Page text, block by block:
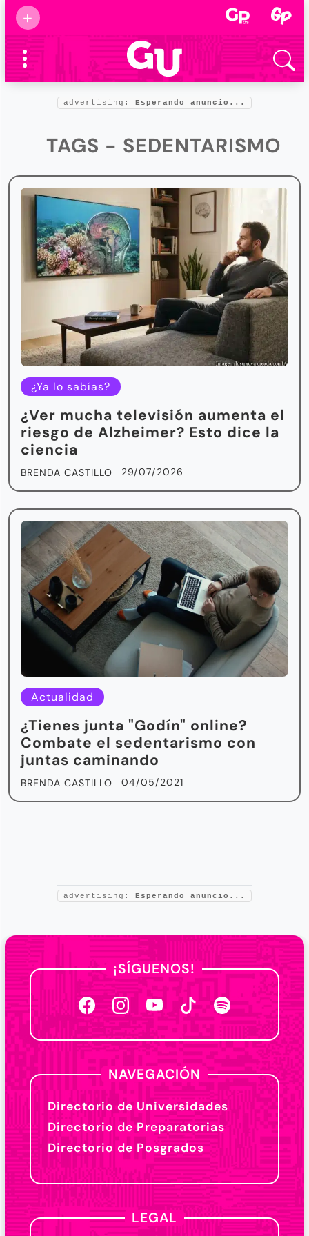
+
Supermamás
2025
Marcas de
confianza
Foro salud
advertising: Esperando anuncio...
TAGS - SEDENTARISMO
¿Ya lo sabías?
¿Ver mucha televisión aumenta el
riesgo de Alzheimer? Esto dice la
ciencia
BRENDA CASTILLO 29/07/2026
Actualidad
¿Tienes junta "Godín" online?
Combate el sedentarismo con
juntas caminando
BRENDA CASTILLO 04/05/2021
advertising: Esperando anuncio...
¡SÍGUENOS!
NAVEGACIÓN
Directorio de Universidades
Directorio de Preparatorias
Directorio de Posgrados
LEGAL